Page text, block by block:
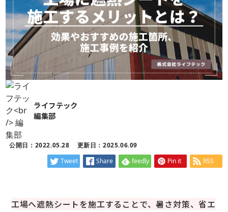
ライフテック
編集部
公開日：2022.05.28 更新日：2025.06.09
Tweet Share feedly Pin it RSS
工場へ遮熱シートを施工することで、暑さ対策、省エ